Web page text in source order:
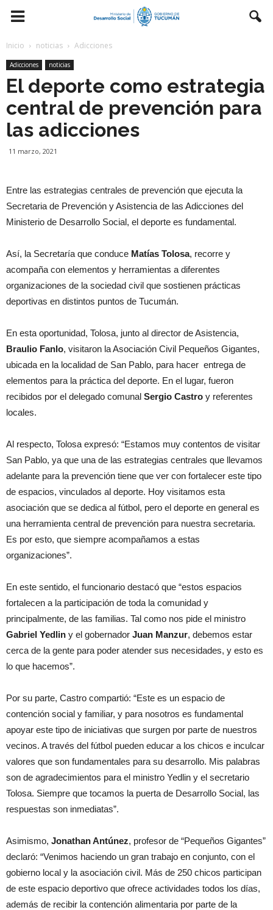
Inicio noticias Adicciones
Adicciones noticias
El deporte como estrategia
central de prevención para
las adicciones
11 marzo, 2021
Entre las estrategias centrales de prevención que ejecuta la
Secretaria de Prevención y Asistencia de las Adicciones del
Ministerio de Desarrollo Social, el deporte es fundamental.
Así, la Secretaría que conduce Matías Tolosa, recorre y
acompaña con elementos y herramientas a diferentes
organizaciones de la sociedad civil que sostienen prácticas
deportivas en distintos puntos de Tucumán.
En esta oportunidad, Tolosa, junto al director de Asistencia,
Braulio Fanlo, visitaron la Asociación Civil Pequeños Gigantes,
ubicada en la localidad de San Pablo, para hacer entrega de
elementos para la práctica del deporte. En el lugar, fueron
recibidos por el delegado comunal Sergio Castro y referentes
locales.
Al respecto, Tolosa expresó: “Estamos muy contentos de visitar
San Pablo, ya que una de las estrategias centrales que llevamos
adelante para la prevención tiene que ver con fortalecer este tipo
de espacios, vinculados al deporte. Hoy visitamos esta
asociación que se dedica al fútbol, pero el deporte en general es
una herramienta central de prevención para nuestra secretaria.
Es por esto, que siempre acompañamos a estas
organizaciones”.
En este sentido, el funcionario destacó que “estos espacios
fortalecen a la participación de toda la comunidad y
principalmente, de las familias. Tal como nos pide el ministro
Gabriel Yedlin y el gobernador Juan Manzur, debemos estar
cerca de la gente para poder atender sus necesidades, y esto es
lo que hacemos”.
Por su parte, Castro compartió: “Este es un espacio de
contención social y familiar, y para nosotros es fundamental
apoyar este tipo de iniciativas que surgen por parte de nuestros
vecinos. A través del fútbol pueden educar a los chicos e inculcar
valores que son fundamentales para su desarrollo. Mis palabras
son de agradecimientos para el ministro Yedlin y el secretario
Tolosa. Siempre que tocamos la puerta de Desarrollo Social, las
respuestas son inmediatas”.
Asimismo, Jonathan Antúnez, profesor de “Pequeños Gigantes”
declaró: “Venimos haciendo un gran trabajo en conjunto, con el
gobierno local y la asociación civil. Más de 250 chicos participan
de este espacio deportivo que ofrece actividades todos los días,
además de recibir la contención alimentaria por parte de la